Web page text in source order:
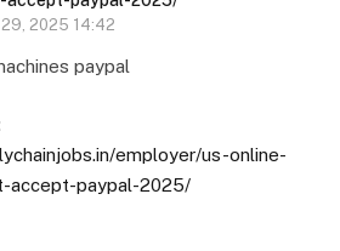
2025 14:42
paypal
employer/us-online-
accept-paypal-2025/